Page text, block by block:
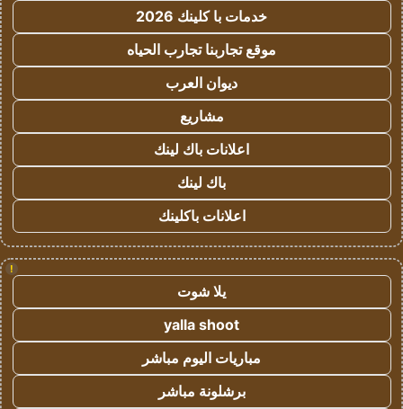
خدمات با كلينك 2026
موقع تجاربنا تجارب الحياه
ديوان العرب
مشاريع
اعلانات باك لينك
باك لينك
اعلانات باكلينك
!
يلا شوت
yalla shoot
مباريات اليوم مباشر
برشلونة مباشر